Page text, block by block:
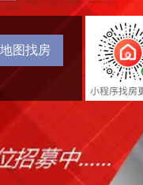
地图找房